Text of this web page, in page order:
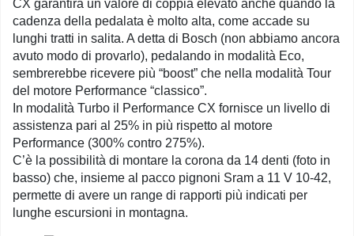
CX garantirà un valore di coppia elevato anche quando la
cadenza della pedalata è molto alta, come accade su
lunghi tratti in salita. A detta di Bosch (non abbiamo ancora
avuto modo di provarlo), pedalando in modalità Eco,
sembrerebbe ricevere più “boost” che nella modalità Tour
del motore Performance “classico”.
In modalità Turbo il Performance CX fornisce un livello di
assistenza pari al 25% in più rispetto al motore
Performance (300% contro 275%).
C’è la possibilità di montare la corona da 14 denti (foto in
basso) che, insieme al pacco pignoni Sram a 11 V 10-42,
permette di avere un range di rapporti più indicati per
lunghe escursioni in montagna.